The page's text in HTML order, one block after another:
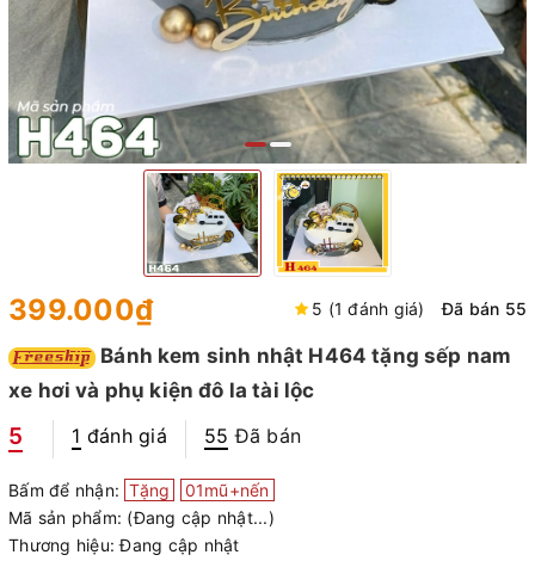
399.000₫ 5 (1 đánh giá) Đã bán 55
Bánh kem sinh nhật H464 tặng sếp nam
xe hơi và phụ kiện đô la tài lộc
5 1 đánh giá 55 Đã bán
Bấm để nhận: Tặng
01mũ+nến
Mã sản phẩm: (Đang cập nhật...)
Thương hiệu: Đang cập nhật